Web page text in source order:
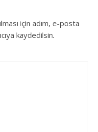
için adım, e-posta
kaydedilsin.